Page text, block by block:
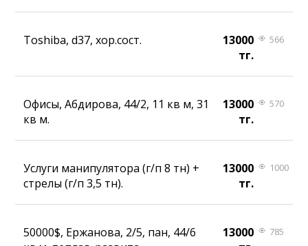
Toshiba, d37, хор.сост.
13000
тг.
566
Офисы, Абдирова, 44/2, 11 кв м, 31
кв м.
13000
тг.
570
Услуги манипулятора (г/п 8 тн) +
стрелы (г/п 3,5 тн).
13000
тг.
1000
50000$, Ержанова, 2/5, пан, 44/6
13000
785